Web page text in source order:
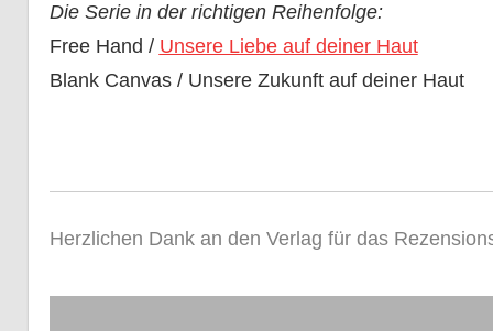
Die Serie in der richtigen Reihenfolge:
Free Hand / Unsere Liebe auf deiner Haut
Blank Canvas / Unsere Zukunft auf deiner Haut
Herzlichen Dank an den Verlag für das